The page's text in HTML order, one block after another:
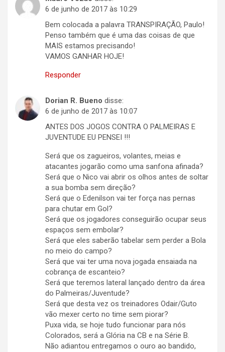
6 de junho de 2017 às 10:29
Bem colocada a palavra TRANSPIRAÇÃO, Paulo!
Penso também que é uma das coisas de que
MAIS estamos precisando!
VAMOS GANHAR HOJE!
Responder
Dorian R. Bueno disse:
6 de junho de 2017 às 10:07
ANTES DOS JOGOS CONTRA O PALMEIRAS E
JUVENTUDE EU PENSEI !!!
Será que os zagueiros, volantes, meias e
atacantes jogarão como uma sanfona afinada?
Será que o Nico vai abrir os olhos antes de soltar
a sua bomba sem direção?
Será que o Edenilson vai ter força nas pernas
para chutar em Gol?
Será que os jogadores conseguirão ocupar seus
espaços sem embolar?
Será que eles saberão tabelar sem perder a Bola
no meio do campo?
Será que vai ter uma nova jogada ensaiada na
cobrança de escanteio?
Será que teremos lateral lançado dentro da área
do Palmeiras/Juventude?
Será que desta vez os treinadores Odair/Guto
vão mexer certo no time sem piorar?
Puxa vida, se hoje tudo funcionar para nós
Colorados, será a Glória na CB e na Série B.
Não adiantou entregamos o ouro ao bandido,